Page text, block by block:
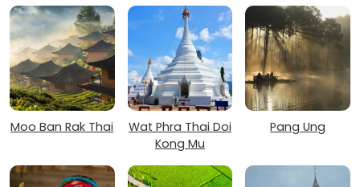
Moo Ban Rak Thai
Wat Phra Thai Doi
Kong Mu
Pang Ung